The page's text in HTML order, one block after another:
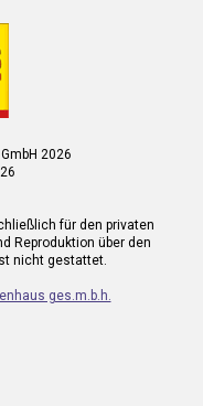
2026
für den privaten
Reproduktion über den
nicht gestattet.
ges.m.b.h.